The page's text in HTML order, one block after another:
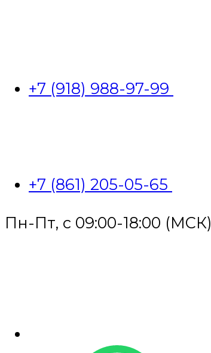
+7 (918) 988-97-99
+7 (861) 205-05-65
Пн-Пт, с 09:00-18:00 (МСК)